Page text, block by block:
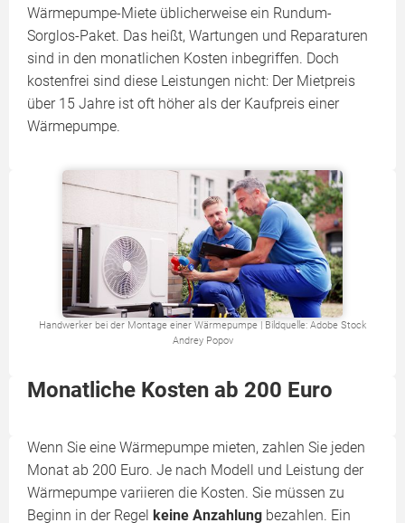
Wärmepumpe-Miete üblicherweise ein Rundum-
Sorglos-Paket. Das heißt, Wartungen und Reparaturen
sind in den monatlichen Kosten inbegriffen. Doch
kostenfrei sind diese Leistungen nicht: Der Mietpreis
über 15 Jahre ist oft höher als der Kaufpreis einer
Wärmepumpe.
Handwerker bei der Montage einer Wärmepumpe | Bildquelle: Adobe Stock
Andrey Popov
Monatliche Kosten ab 200 Euro
Wenn Sie eine Wärmepumpe mieten, zahlen Sie jeden
Monat ab 200 Euro. Je nach Modell und Leistung der
Wärmepumpe variieren die Kosten. Sie müssen zu
Beginn in der Regel keine Anzahlung bezahlen. Ein